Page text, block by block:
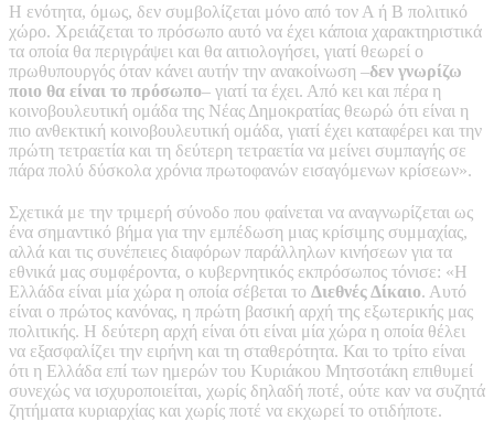
Η ενότητα, όμως, δεν συμβολίζεται μόνο από τον Α ή Β πολιτικό
χώρο. Χρειάζεται το πρόσωπο αυτό να έχει κάποια χαρακτηριστικά
τα οποία θα περιγράψει και θα αιτιολογήσει, γιατί θεωρεί ο
πρωθυπουργός όταν κάνει αυτήν την ανακοίνωση –δεν γνωρίζω
ποιο θα είναι το πρόσωπο– γιατί τα έχει. Από κει και πέρα η
κοινοβουλευτική ομάδα της Νέας Δημοκρατίας θεωρώ ότι είναι η
πιο ανθεκτική κοινοβουλευτική ομάδα, γιατί έχει καταφέρει και την
πρώτη τετραετία και τη δεύτερη τετραετία να μείνει συμπαγής σε
πάρα πολύ δύσκολα χρόνια πρωτοφανών εισαγόμενων κρίσεων».
Σχετικά με την τριμερή σύνοδο που φαίνεται να αναγνωρίζεται ως
ένα σημαντικό βήμα για την εμπέδωση μιας κρίσιμης συμμαχίας,
αλλά και τις συνέπειες διαφόρων παράλληλων κινήσεων για τα
εθνικά μας συμφέροντα, ο κυβερνητικός εκπρόσωπος τόνισε: «Η
Ελλάδα είναι μία χώρα η οποία σέβεται το Διεθνές Δίκαιο. Αυτό
είναι ο πρώτος κανόνας, η πρώτη βασική αρχή της εξωτερικής μας
πολιτικής. Η δεύτερη αρχή είναι ότι είναι μία χώρα η οποία θέλει
να εξασφαλίζει την ειρήνη και τη σταθερότητα. Και το τρίτο είναι
ότι η Ελλάδα επί των ημερών του Κυριάκου Μητσοτάκη επιθυμεί
συνεχώς να ισχυροποιείται, χωρίς δηλαδή ποτέ, ούτε καν να συζητά
ζητήματα κυριαρχίας και χωρίς ποτέ να εκχωρεί το οτιδήποτε.